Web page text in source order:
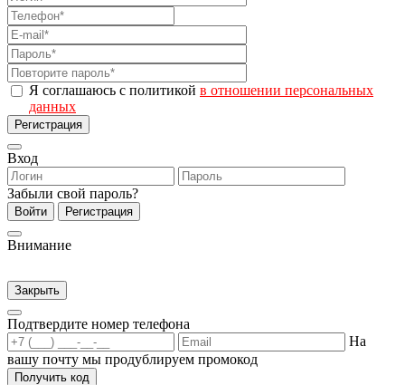
Я соглашаюсь с политикой в отношении персональных
данных
Регистрация
Вход
Забыли свой пароль?
Войти Регистрация
Внимание
Закрыть
Подтвердите номер телефона
На
вашу почту мы продублируем промокод
Получить код